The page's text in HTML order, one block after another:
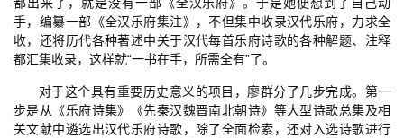
都出来了，就是没有一部《全汉乐府》。于是她便想到了自己动
手，编纂一部《全汉乐府集注》，不但集中收录汉代乐府，力求全
收，还将历代各种著述中关于汉代每首乐府诗歌的各种解题、注释
都汇集收录，这样就“一书在手，所需全有”了。
对于这个具有重要历史意义的项目，廖群分了几步完成。第一
步是从《乐府诗集》《先秦汉魏晋南北朝诗》等大型诗歌总集及相
关文献中遴选出汉代乐府诗歌，除了全面检索，还对入选诗歌进行